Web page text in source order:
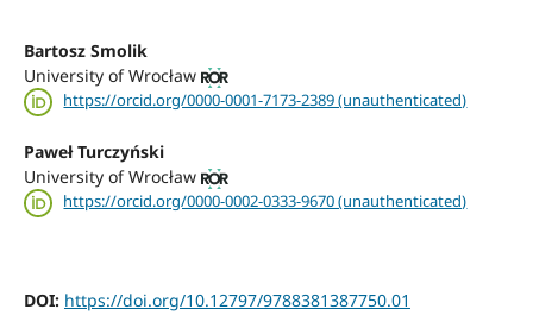
Bartosz Smolik
University of Wrocław
https://orcid.org/0000-0001-7173-2389 (unauthenticated)
Paweł Turczyński
University of Wrocław
https://orcid.org/0000-0002-0333-9670 (unauthenticated)
DOI: https://doi.org/10.12797/9788381387750.01